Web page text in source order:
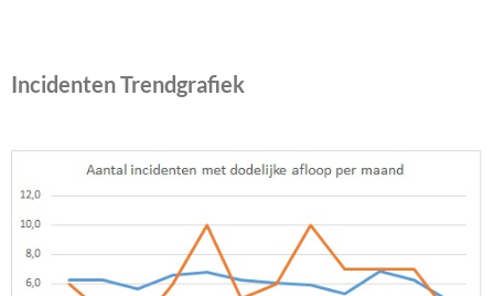
Incidenten Trendgrafiek